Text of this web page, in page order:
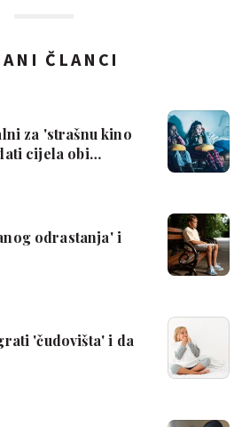
ČLANCI
za 'strašnu kino
cijela obi…
odrastanja' i
'čudovišta' i da